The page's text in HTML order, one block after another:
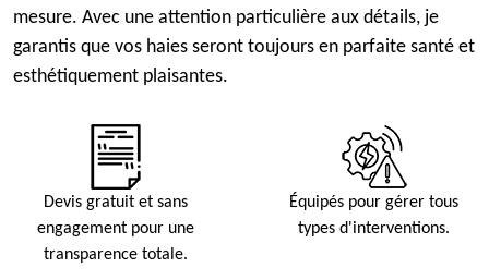
mesure. Avec une attention particulière aux détails, je
garantis que vos haies seront toujours en parfaite santé et
esthétiquement plaisantes.
Devis gratuit et sans
engagement pour une
transparence totale.
Équipés pour gérer tous
types d'interventions.